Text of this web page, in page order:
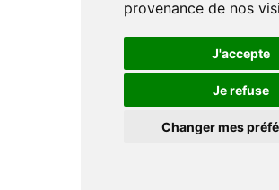
provenance de nos
J'accepte
Je refuse
Changer mes
provenance de nos
J'accepte
Je refuse
Changer mes